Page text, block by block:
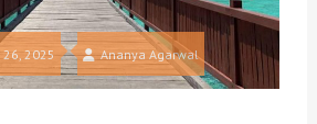
2025 Ananya Agarwal